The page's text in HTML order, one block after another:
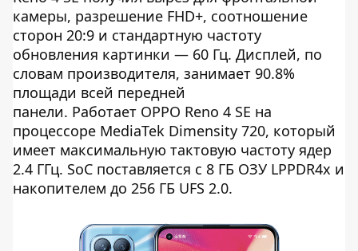
камеры, разрешение FHD+, соотношение
сторон 20:9 и стандартную частоту
обновления картинки — 60 Гц. Дисплей, по
словам производителя, занимает 90.8%
площади всей передней
панели. Работает OPPO Reno 4 SE на
процессоре MediaTek Dimensity 720, который
имеет максимальную тактовую частоту ядер
2.4 ГГц. SoC поставляется с 8 ГБ ОЗУ LPPDR4x и
накопителем до 256 ГБ UFS 2.0.